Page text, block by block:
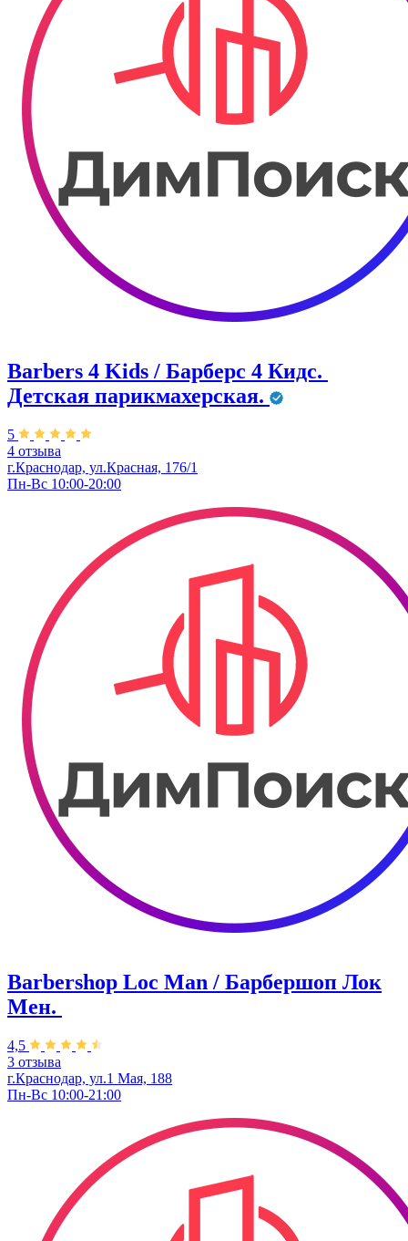
Barbers 4 Kids / Барберс 4 Кидс. ​
Детская парикмахерская.
5
4 отзыва
г.Краснодар, ул.Красная, 176/1
Пн-Вс 10:00-20:00
Barbershop Loc Man / Барбершоп Лок
Мен. ​
4,5
3 отзыва
г.Краснодар, ул.1 Мая, 188
Пн-Вс 10:00-21:00